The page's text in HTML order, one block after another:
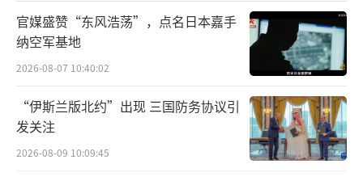
虑”裹挟，也要警惕“技术冒进”拖垮资源。
真正的“空中优势”不在PPT里，而在训练
场、生产线和每一名飞行员的手中。当美国忙
着给F-47“翻页”时，中国已用歼-20写下更踏
实的答案。
（责任编辑：卢其龙 CM0882）
官媒盛赞“东风浩荡”，点名日本嘉手
纳空军基地
2026-08-07 10:40:02
“伊斯兰版北约”出现 三国防务协议引
发关注
2026-08-09 10:09:45